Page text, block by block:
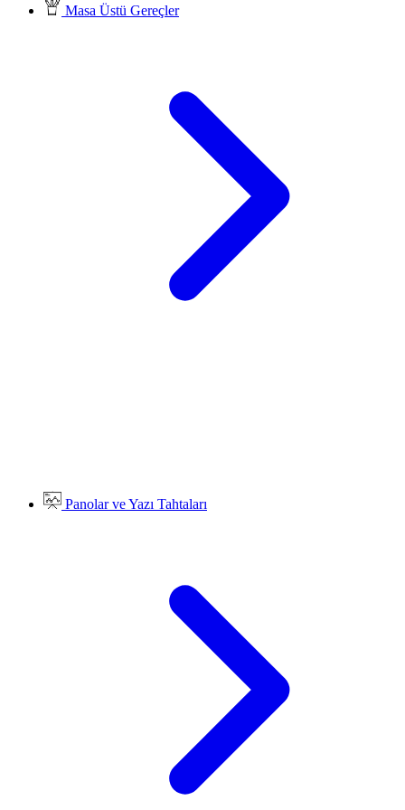
Masa Üstü Gereçler
Panolar ve Yazı Tahtaları